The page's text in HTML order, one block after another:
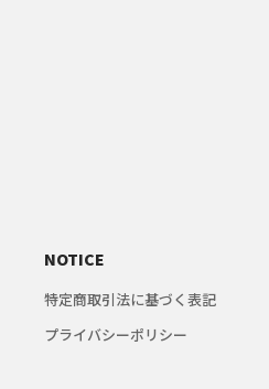
NOTICE
特定商取引法に基づく表記
プライバシーポリシー